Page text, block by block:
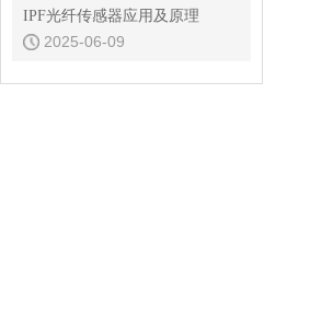
IPF光纤传感器应用及原理
2025-06-09